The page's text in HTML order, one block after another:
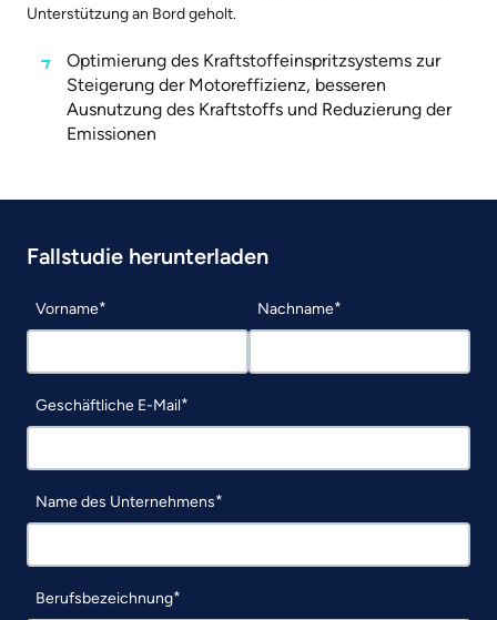
Unterstützung an Bord geholt.
Optimierung des Kraftstoffeinspritzsystems zur
Steigerung der Motoreffizienz, besseren
Ausnutzung des Kraftstoffs und Reduzierung der
Emissionen
Fallstudie herunterladen
Vorname Nachname
Geschäftliche E-Mail
Name des Unternehmens
Berufsbezeichnung